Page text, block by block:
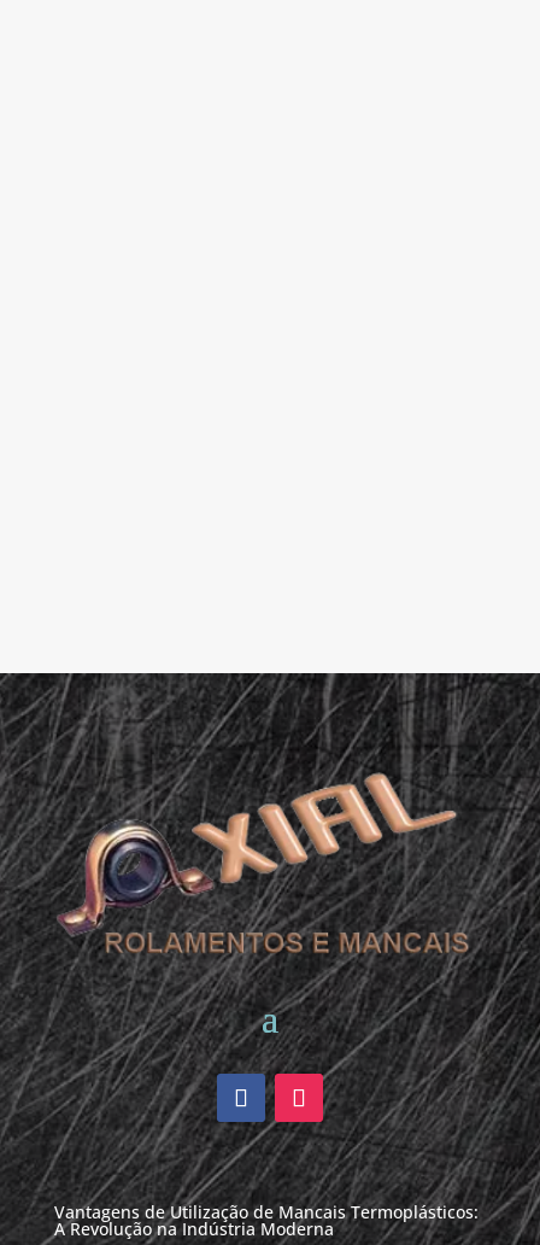
Vantagens de Utilização de Mancais Termoplásticos:
A Revolução na Indústria Moderna